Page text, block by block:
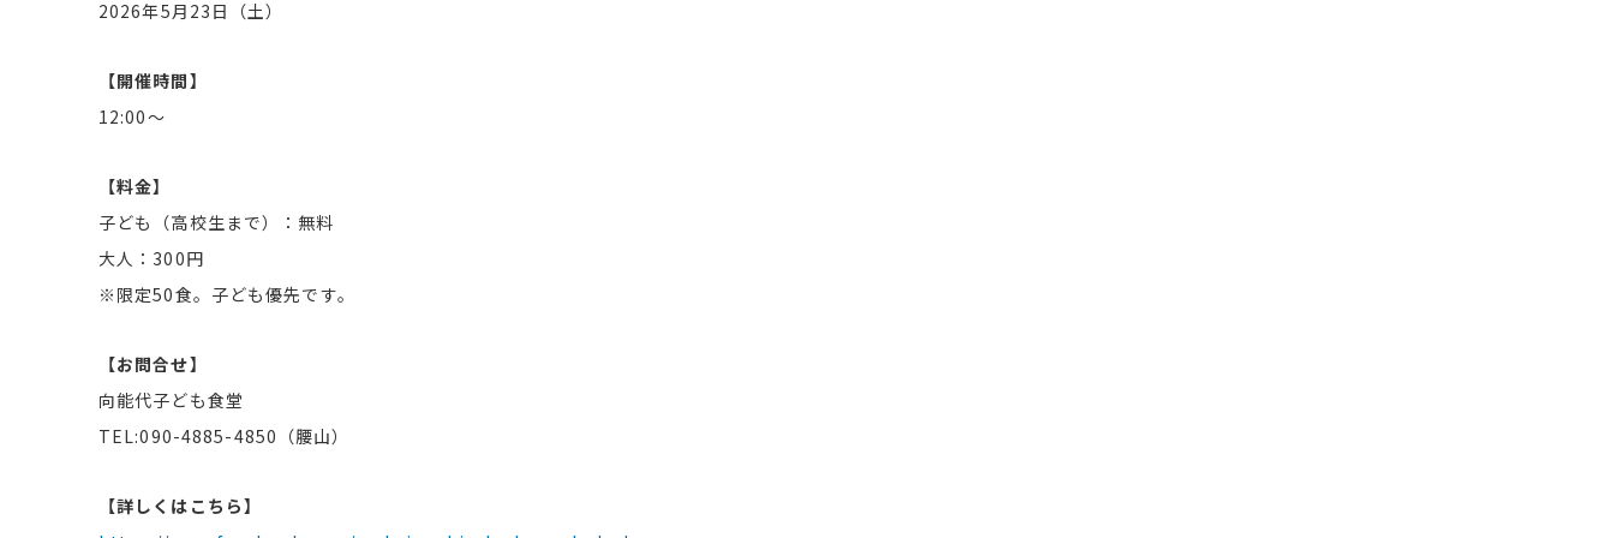
2026年5月23日（土）
【開催時間】
12:00〜
【料金】
子ども（高校生まで）：無料
大人：300円
※限定50食。子ども優先です。
【お問合せ】
向能代子ども食堂
TEL:090-4885-4850（腰山）
【詳しくはこちら】